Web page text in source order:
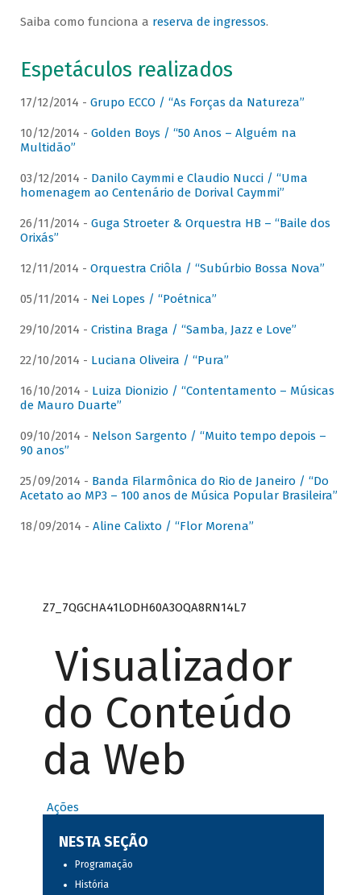
Saiba como funciona a reserva de ingressos.
Espetáculos realizados
17/12/2014 - Grupo ECCO / “As Forças da Natureza”
10/12/2014 - Golden Boys / “50 Anos – Alguém na
Multidão”
03/12/2014 - Danilo Caymmi e Claudio Nucci / “Uma
homenagem ao Centenário de Dorival Caymmi”
26/11/2014 - Guga Stroeter & Orquestra HB – “Baile dos
Orixás”
12/11/2014 - Orquestra Criôla / “Subúrbio Bossa Nova”
05/11/2014 - Nei Lopes / “Poétnica”
29/10/2014 - Cristina Braga / “Samba, Jazz e Love”
22/10/2014 - Luciana Oliveira / “Pura”
16/10/2014 - Luiza Dionizio / “Contentamento – Músicas
de Mauro Duarte”
09/10/2014 - Nelson Sargento / “Muito tempo depois –
90 anos”
25/09/2014 - Banda Filarmônica do Rio de Janeiro / “Do
Acetato ao MP3 – 100 anos de Música Popular Brasileira”
18/09/2014 - Aline Calixto / “Flor Morena”
Z7_7QGCHA41LODH60A3OQA8RN14L7
Visualizador
do Conteúdo
da Web
Ações
NESTA SEÇÃO
Programação
História